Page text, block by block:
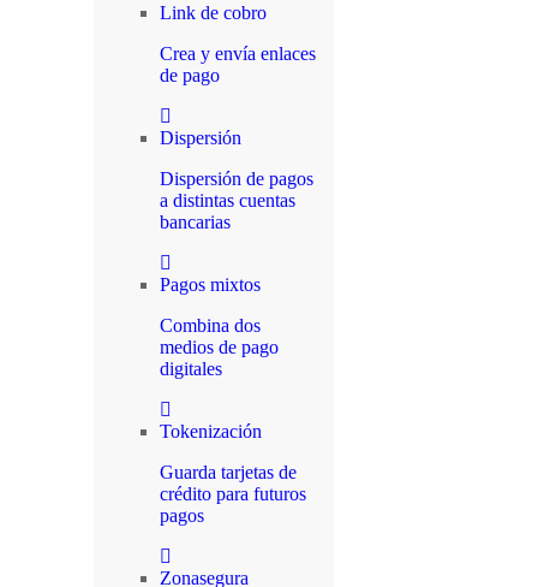
Link de cobro
Crea y envía enlaces
de pago
Dispersión
Dispersión de pagos
a distintas cuentas
bancarias
Pagos mixtos
Combina dos
medios de pago
digitales
Tokenización
Guarda tarjetas de
crédito para futuros
pagos
Zonasegura